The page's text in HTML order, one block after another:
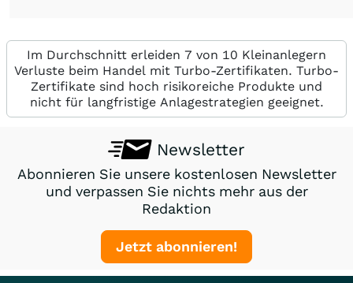
Im Durchschnitt erleiden 7 von 10 Kleinanlegern
Verluste beim Handel mit Turbo-Zertifikaten. Turbo-
Zertifikate sind hoch risikoreiche Produkte und
nicht für langfristige Anlagestrategien geeignet.
Newsletter
Abonnieren Sie unsere kostenlosen Newsletter
und verpassen Sie nichts mehr aus der
Redaktion
Jetzt abonnieren!